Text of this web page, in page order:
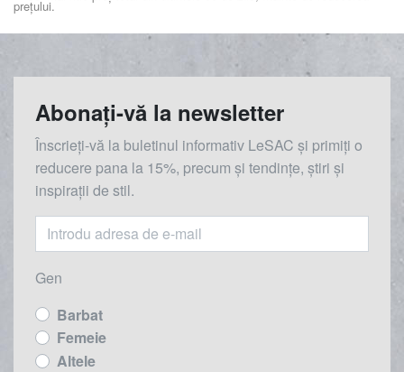
prețului.
Abonați-vă la newsletter
Înscrieți-vă la buletinul informativ LeSAC și primiți o
reducere pana la 15%, precum și tendințe, știri și
inspirații de stil.
Gen
Barbat
Femeie
Altele